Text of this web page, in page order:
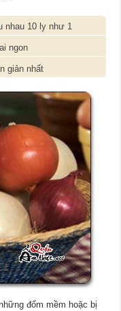
nhau 10 ly như 1
ngon
giản nhất
đốm mềm hoặc bị